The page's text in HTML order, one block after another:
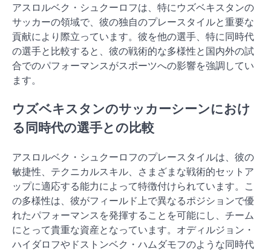
アスロルベク・シュクーロフは、特にウズベキスタンの
サッカーの領域で、彼の独自のプレースタイルと重要な
貢献により際立っています。彼を他の選手、特に同時代
の選手と比較すると、彼の戦術的な多様性と国内外の試
合でのパフォーマンスがスポーツへの影響を強調してい
ます。
ウズベキスタンのサッカーシーンにおけ
る同時代の選手との比較
アスロルベク・シュクーロフのプレースタイルは、彼の
敏捷性、テクニカルスキル、さまざまな戦術的セットア
ップに適応する能力によって特徴付けられています。こ
の多様性は、彼がフィールド上で異なるポジションで優
れたパフォーマンスを発揮することを可能にし、チーム
にとって貴重な資産となっています。オディルジョン・
ハイダロフやドストンベク・ハムダモフのような同時代